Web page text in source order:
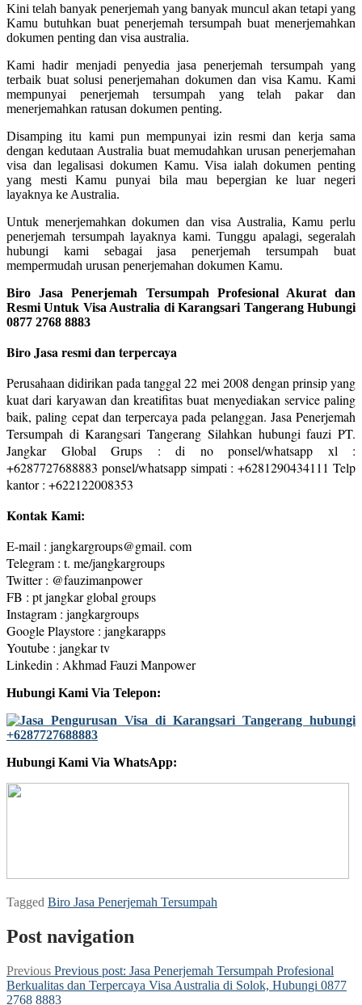
Kini telah banyak penerjemah yang banyak muncul akan tetapi yang
Kamu butuhkan buat penerjemah tersumpah buat menerjemahkan
dokumen penting dan visa australia.
Kami hadir menjadi penyedia jasa penerjemah tersumpah yang
terbaik buat solusi penerjemahan dokumen dan visa Kamu. Kami
mempunyai penerjemah tersumpah yang telah pakar dan
menerjemahkan ratusan dokumen penting.
Disamping itu kami pun mempunyai izin resmi dan kerja sama
dengan kedutaan Australia buat memudahkan urusan penerjemahan
visa dan legalisasi dokumen Kamu. Visa ialah dokumen penting
yang mesti Kamu punyai bila mau bepergian ke luar negeri
layaknya ke Australia.
Untuk menerjemahkan dokumen dan visa Australia, Kamu perlu
penerjemah tersumpah layaknya kami. Tunggu apalagi, segeralah
hubungi kami sebagai jasa penerjemah tersumpah buat
mempermudah urusan penerjemahan dokumen Kamu.
Biro Jasa Penerjemah Tersumpah Profesional Akurat dan
Resmi Untuk Visa Australia di Karangsari Tangerang Hubungi
0877 2768 8883
Biro Jasa resmi dan terpercaya
Perusahaan didirikan pada tanggal 22 mei 2008 dengan prinsip yang
kuat dari karyawan dan kreatifitas buat menyediakan service paling
baik, paling cepat dan terpercaya pada pelanggan. Jasa Penerjemah
Tersumpah di Karangsari Tangerang Silahkan hubungi fauzi PT.
Jangkar Global Grups : di no ponsel/whatsapp xl :
+6287727688883 ponsel/whatsapp simpati : +6281290434111 Telp
kantor : +622122008353
Kontak Kami:
E-mail : jangkargroups@gmail. com
Telegram : t. me/jangkargroups
Twitter : @fauzimanpower
FB : pt jangkar global groups
Instagram : jangkargroups
Google Playstore : jangkarapps
Youtube : jangkar tv
Linkedin : Akhmad Fauzi Manpower
Hubungi Kami Via Telepon:
Hubungi Kami Via WhatsApp:
Tagged Biro Jasa Penerjemah Tersumpah
Post navigation
Previous Previous post: Jasa Penerjemah Tersumpah Profesional
Berkualitas dan Terpercaya Visa Australia di Solok, Hubungi 0877
2768 8883